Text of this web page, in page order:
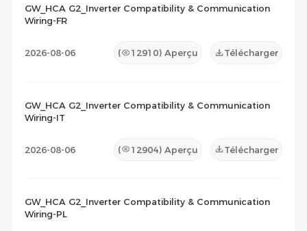
GW_HCA G2_Inverter Compatibility & Communication
Wiring-FR
2026-08-06 ( 12910) Aperçu Télécharger
GW_HCA G2_Inverter Compatibility & Communication
Wiring-IT
2026-08-06 ( 12904) Aperçu Télécharger
GW_HCA G2_Inverter Compatibility & Communication
Wiring-PL